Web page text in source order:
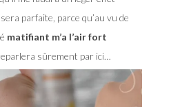
parfaite, parce qu’au vu de
matifiant m’a l’air fort
sûrement par ici…